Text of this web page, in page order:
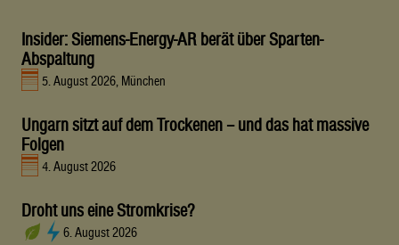
Insider: Siemens-Energy-AR berät über Sparten-
Abspaltung
5. August 2026, München
Ungarn sitzt auf dem Trockenen – und das hat massive
Folgen
4. August 2026
Droht uns eine Stromkrise?
6. August 2026